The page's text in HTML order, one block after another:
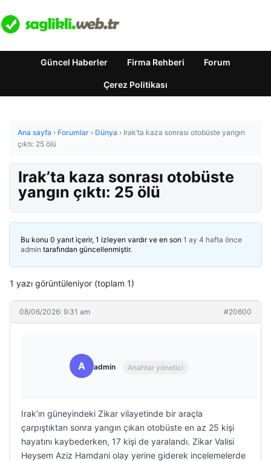
Güncel Haberler Firma Rehberi Forum
Çerez Politikası
Ana sayfa › Forumlar › Dünya › Irak’ta kaza sonrası otobüste yangın
çıktı: 25 ölü
Irak’ta kaza sonrası otobüste
yangın çıktı: 25 ölü
Bu konu 0 yanıt içerir, 1 izleyen vardır ve en son 1 ay 4 hafta önce
admin tarafından güncellenmiştir.
1 yazı görüntüleniyor (toplam 1)
08/06/2026: 9:31 am #20600
A admin Anahtar yönetici
Irak’ın güneyindeki Zikar vilayetinde bir araçla
çarpıştıktan sonra yangın çıkan otobüste en az 25 kişi
hayatını kaybederken, 17 kişi de yaralandı. Zikar Valisi
Heysem Aziz Hamdani olay yerine giderek incelemelerde